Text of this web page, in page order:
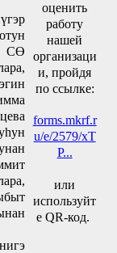
СӨ
оценить
работу
нашей
организаци
и, пройдя
по ссылке:
forms.mkrf.r
u/e/2579/xT
P...
или
используйт
е QR-код.